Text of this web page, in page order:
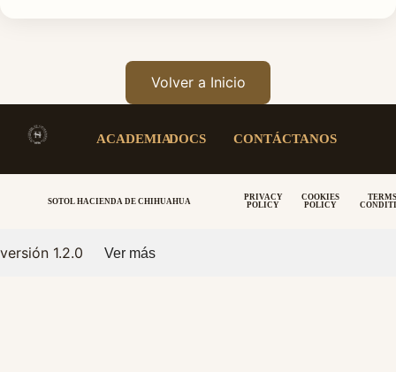
Volver a Inicio
ACADEMIADOCS CONTÁCTANOS
SOTOL HACIENDA DE CHIHUAHUA
PRIVACY
POLICY
COOKIES
POLICY
versión 1.2.0 Ver más